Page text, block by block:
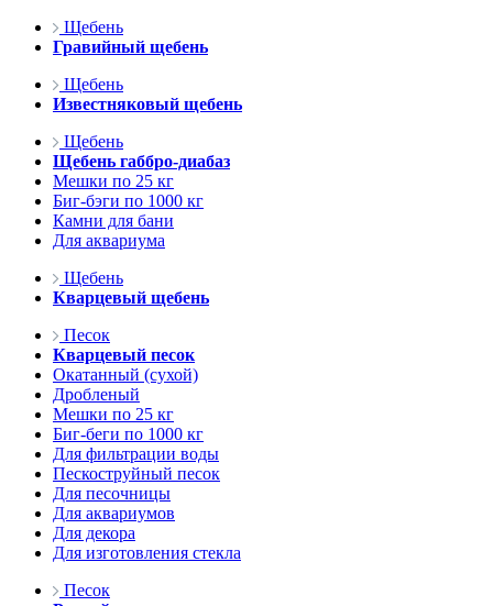
Щебень
Гравийный щебень
Щебень
Известняковый щебень
Щебень
Щебень габбро-диабаз
Мешки по 25 кг
Биг-бэги по 1000 кг
Камни для бани
Для аквариума
Щебень
Кварцевый щебень
Песок
Кварцевый песок
Окатанный (сухой)
Дробленый
Мешки по 25 кг
Биг-беги по 1000 кг
Для фильтрации воды
Пескоструйный песок
Для песочницы
Для аквариумов
Для декора
Для изготовления стекла
Песок